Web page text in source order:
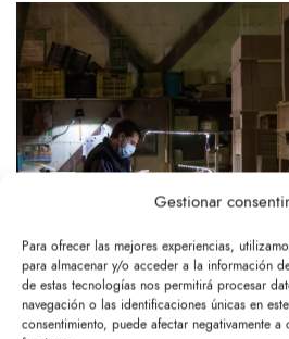
Gestionar
Para ofrecer las mejores experiencias,
para almacenar y/o acceder a la información
de estas tecnologías nos permitirá procesar
navegación o las identificaciones únicas en
consentimiento, puede afectar negativamente a
Futbolines Val, clase
El Burgo de Ebro